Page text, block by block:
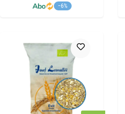
−6%